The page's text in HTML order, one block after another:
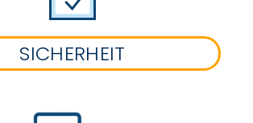
SICHERHEIT